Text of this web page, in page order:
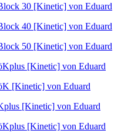
30 [Kinetic] von Eduard
40 [Kinetic] von Eduard
50 [Kinetic] von Eduard
[Kinetic] von Eduard
[Kinetic] von Eduard
[Kinetic] von Eduard
[Kinetic] von Eduard